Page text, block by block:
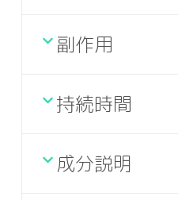
副作用
持続時間
成分説明